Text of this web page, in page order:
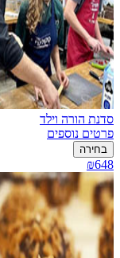
סדנת הורה וילד
פרטים נוספים
בחירה
₪648